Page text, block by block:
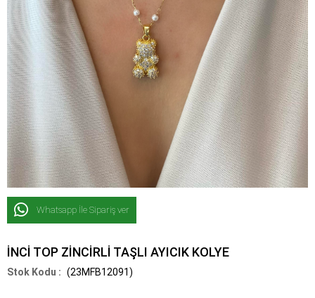
Whatsapp İle Sipariş ver
İNCİ TOP ZİNCİRLİ TAŞLI AYICIK KOLYE
(23MFB12091)